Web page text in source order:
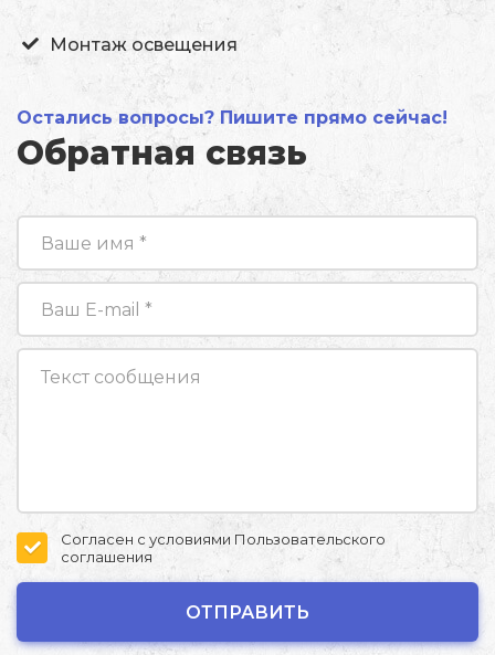
Монтаж освещения
Остались вопросы? Пишите прямо сейчас!
Обратная связь
Согласен с условиями Пользовательского
соглашения